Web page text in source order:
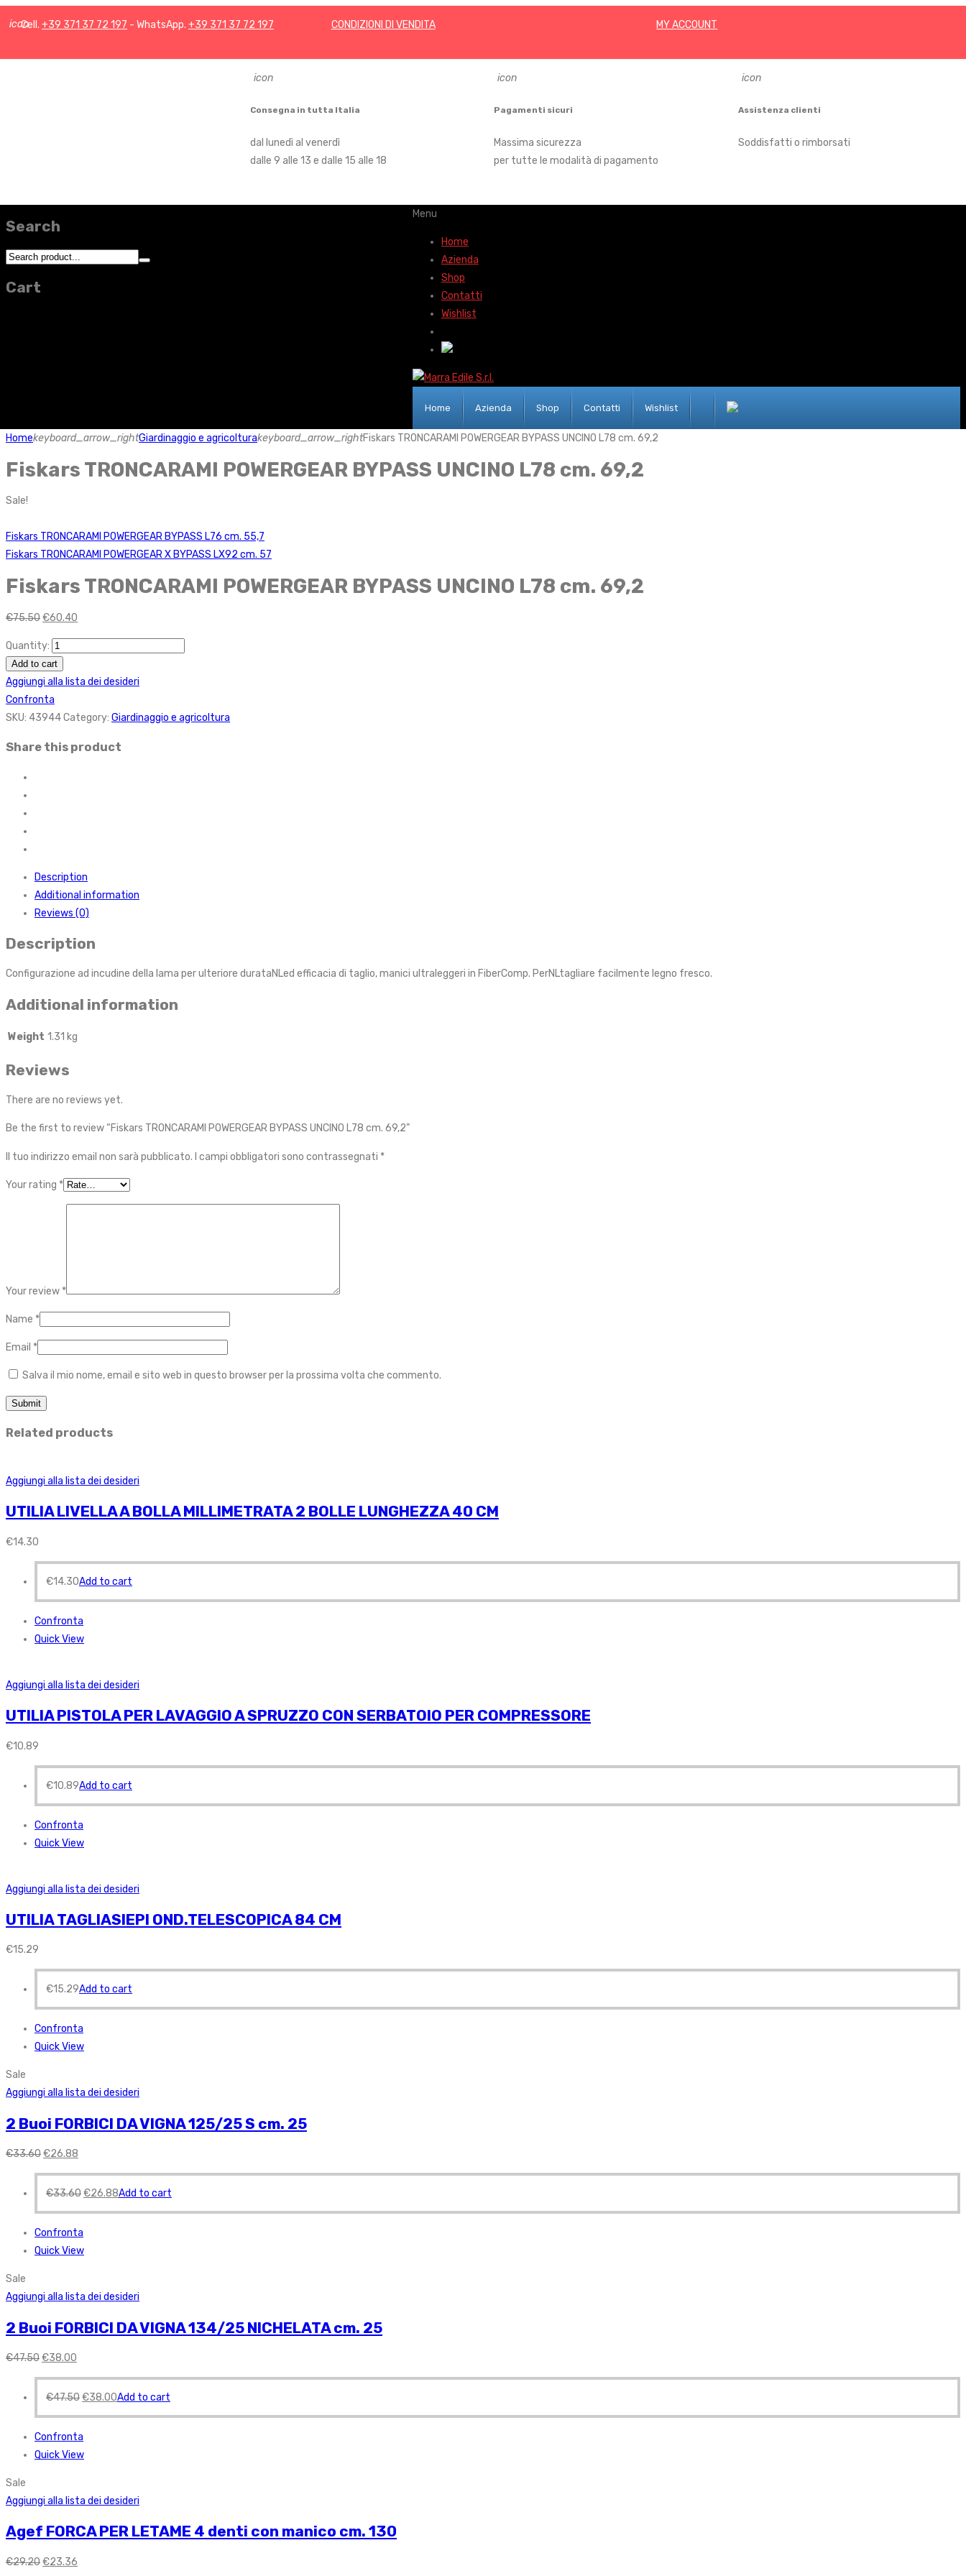
iconCell. +39 371 37 72 197 - WhatsApp. +39 371 37 72 197 CONDIZIONI DI VENDITA MY ACCOUNT
icon
Consegna in tutta Italia
dal lunedì al venerdì
dalle 9 alle 13 e dalle 15 alle 18
icon
Pagamenti sicuri
Massima sicurezza
per tutte le modalità di pagamento
icon
Assistenza clienti
Soddisfatti o rimborsati
Search
Cart
Menu
Home
Azienda
Shop
Contatti
Wishlist
Home Azienda Shop Contatti Wishlist
Homekeyboard_arrow_rightGiardinaggio e agricolturakeyboard_arrow_rightFiskars TRONCARAMI POWERGEAR BYPASS UNCINO L78 cm. 69,2
Fiskars TRONCARAMI POWERGEAR BYPASS UNCINO L78 cm. 69,2
Sale!
Fiskars TRONCARAMI POWERGEAR BYPASS L76 cm. 55,7
Fiskars TRONCARAMI POWERGEAR X BYPASS LX92 cm. 57
Fiskars TRONCARAMI POWERGEAR BYPASS UNCINO L78 cm. 69,2
€75.50€60.40
Quantity:
Add to cart
Aggiungi alla lista dei desideri
Confronta
SKU: 43944Category: Giardinaggio e agricoltura
Share this product
Description
Additional information
Reviews (0)
Description
Configurazione ad incudine della lama per ulteriore durataNLed efficacia di taglio, manici ultraleggeri in FiberComp. PerNLtagliare facilmente legno fresco.
Additional information
Weight 1.31 kg
Reviews
There are no reviews yet.
Be the first to review “Fiskars TRONCARAMI POWERGEAR BYPASS UNCINO L78 cm. 69,2”
Il tuo indirizzo email non sarà pubblicato. I campi obbligatori sono contrassegnati *
Your rating *
Your review *
Name *
Email *
Salva il mio nome, email e sito web in questo browser per la prossima volta che commento.
Related products
Aggiungi alla lista dei desideri
UTILIA LIVELLA A BOLLA MILLIMETRATA 2 BOLLE LUNGHEZZA 40 CM
€14.30
€14.30Add to cart
Confronta
Quick View
Aggiungi alla lista dei desideri
UTILIA PISTOLA PER LAVAGGIO A SPRUZZO CON SERBATOIO PER COMPRESSORE
€10.89
€10.89Add to cart
Confronta
Quick View
Aggiungi alla lista dei desideri
UTILIA TAGLIASIEPI OND.TELESCOPICA 84 CM
€15.29
€15.29Add to cart
Confronta
Quick View
Sale
Aggiungi alla lista dei desideri
2 Buoi FORBICI DA VIGNA 125/25 S cm. 25
€33.60€26.88
€33.60€26.88Add to cart
Confronta
Quick View
Sale
Aggiungi alla lista dei desideri
2 Buoi FORBICI DA VIGNA 134/25 NICHELATA cm. 25
€47.50€38.00
€47.50€38.00Add to cart
Confronta
Quick View
Sale
Aggiungi alla lista dei desideri
Agef FORCA PER LETAME 4 denti con manico cm. 130
€29.20€23.36